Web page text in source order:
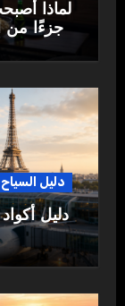
لماذا
جزءًا من
دليل السياح